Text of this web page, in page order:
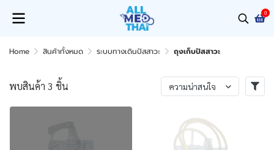
0
Home สินค้าทั้งหมด ระบบทางเดินปัสสาวะ ถุงเก็บปัสสาวะ
พบสินค้า 3 ชิ้น ความน่าสนใจ